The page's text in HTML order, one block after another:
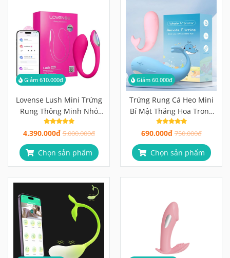
Giảm 610.000đ
Lovense Lush Mini Trứng
Rung Thông Minh Nhỏ
Gọn Cho Trải Nghiệm
Điểm G Tuyệt Vời
4.390.000đ 5.000.000đ
Chọn sản phẩm
Giảm 60.000đ
Trứng Rung Cá Heo Mini
Bí Mật Thăng Hoa Trong
Tầm Tay Bạn
690.000đ 750.000đ
Chọn sản phẩm